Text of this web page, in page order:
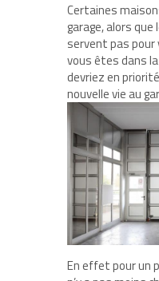
Certaines
garage, alors
servent pas pour
vous êtes dans
devriez en
nouvelle vie au
En effet pour un